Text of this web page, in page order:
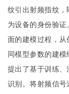
纹引出射频指纹，
为设备的身份验
面的建模过程，
同模型参数的建
提出了基于训练、
识别。将射频信号